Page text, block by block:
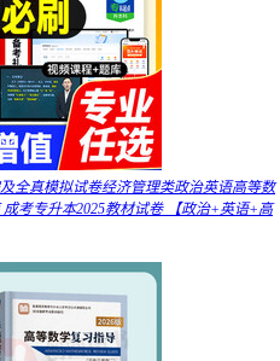
全真模拟试卷经济管理类政治英语高等数
考专升本2025教材试卷 【政治+英语+高